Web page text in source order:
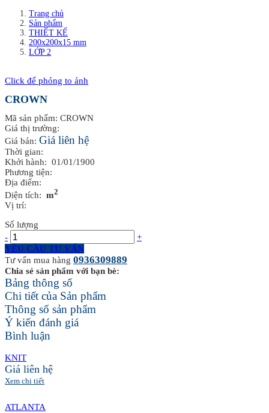
Trang chủ
Sản phẩm
THIẾT KẾ
200x200x15 mm
LỚP 2
Click để phóng to ảnh
CROWN
Mã sản phẩm: CROWN
Giá thị trường:
Giá bán: Giá liên hệ
Thời gian:
Khởi hành: 01/01/1900
Phương tiện:
Địa điểm:
Diện tích: m2
Vị trí:
Số lượng
-
+
YÊU CẦU TƯ VẤN
Tư vấn mua hàng 0936309889
Chia sẻ sản phẩm với bạn bè:
Bảng thông số
Chi tiết của Sản phẩm
Thông số sản phẩm
Ý kiến đánh giá
Bình luận
KNIT
Giá liên hệ
Xem chi tiết
ATLANTA